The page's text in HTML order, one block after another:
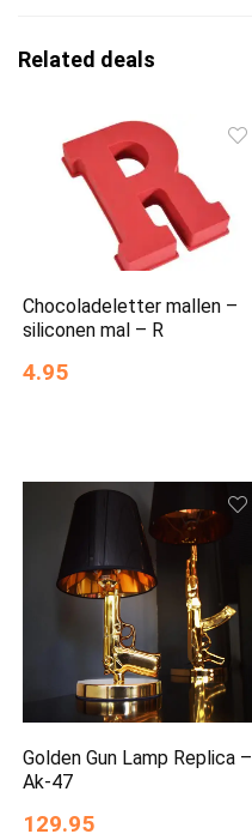
Related deals
Chocoladeletter mallen –
siliconen mal – R
4.95
Golden Gun Lamp Replica –
Ak-47
129.95